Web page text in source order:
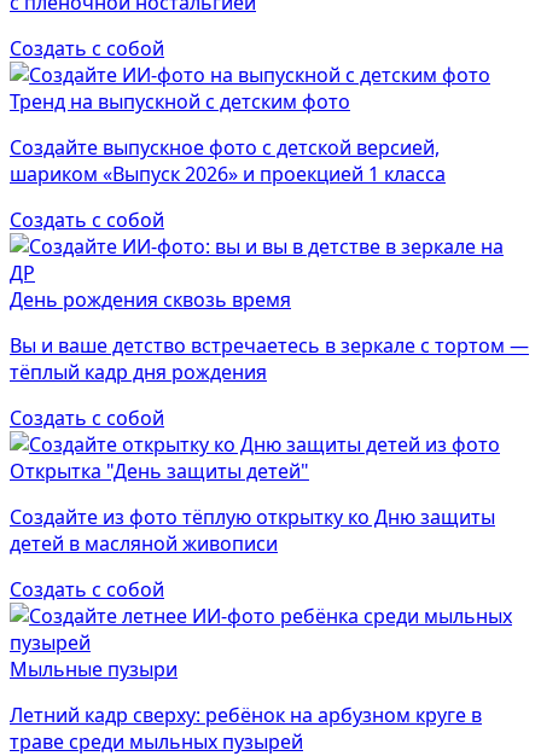
Создать с собой
Тренд на выпускной с детским фото
Создайте выпускное фото с детской версией,
шариком «Выпуск 2026» и проекцией 1 класса
Создать с собой
День рождения сквозь время
Вы и ваше детство встречаетесь в зеркале с тортом —
тёплый кадр дня рождения
Создать с собой
Открытка "День защиты детей"
Создайте из фото тёплую открытку ко Дню защиты
детей в масляной живописи
Создать с собой
Мыльные пузыри
Летний кадр сверху: ребёнок на арбузном круге в
траве среди мыльных пузырей